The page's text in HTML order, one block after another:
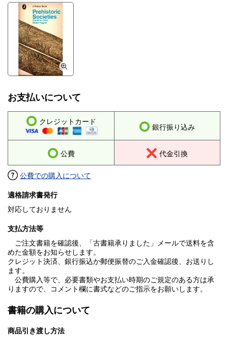
お支払いについて
クレジットカード
銀行振り込み
公費 代金引換
公費での購入について
適格請求書発行
対応しておりません
支払方法等
ご注文書籍を確認後、「古書籍承りました」メールで送料を含
めた金額をお知らせします。
クレジット決済、銀行振込か郵便振替のご入金確認後、お送りし
ます。
公費購入等で、必要書類やお支払い時期のご規定のある方は承
りますので、コメント欄に書式などのご指示をお願いします。
書籍の購入について
商品引き渡し方法